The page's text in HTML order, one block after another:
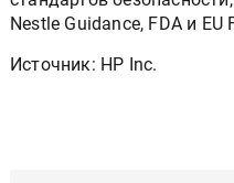
Nestle Guidance, FDA и EU
Источник: HP Inc.